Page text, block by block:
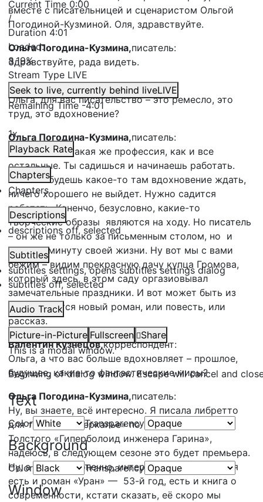
Current Time 0:00
/
Duration 4:01
Loaded:
8.19%
Stream Type LIVE
Seek to live, currently behind liveLIVE
Remaining Time-4:01
1x
Playback Rate
Chapters
Chapters
Descriptions
descriptions off, selected
Subtitles
subtitles settings, opens subtitles settings dialog
subtitles off, selected
Audio Track
Picture-in-Picture Fullscreen
Share
This is a modal window.
Beginning of dialog window. Escape will cancel and
Text
Color Transparency
Background
Color Transparency
Window
вместе с писательницей и сценаристом Ольгой
Погодиной-Кузминой. Оля, здравствуйте.
Ольга Погодина-Кузмина,писатель:
Здравствуйте, рада видеть.
Валентин Кузнецов,корреспондент:
Ольга, для вас писательство – это ремесло, это
труд, это вдохновение?
Ольга Погодина-Кузмина,писатель:
Наше дело – такая же профессия, как и все
остальные. Ты садишься и начинаешь работать.
Если ты будешь какое-то там вдохновение ждать,
ничего хорошего не выйдет. Нужно садится
работать. Коненчо, безусловно, какие-то
творческие образы являются на ходу. Но писатель
– он же не только за письменным столом, но и
каждую минуту своей жизни. Ну вот мы с вами
бежим – видим прекрасную дачу купца Громова,
который здесь, в этом саду оргазиовывал
замечательные праздники. И вот может быть из
этого родится новый роман, или повесть, или
рассказ.
Валентин Кузнецов,корреспондент:
Ольга, а что вас больше вдохновляет – прошлое,
будущее, какие-то фантастические миры?
Ольга Погодина-Кузмина,писатель:
Ну, вы знаете, всё интересно. Я писала либретто
для театра «Зазеркалье» по роману Алесея
Толстого «Гиперболоид инженера Гарина»,
надеюсь, в следующем сезоне это будет премьера.
Ну, а вообще, конечно, интересно всякое, у меня
есть и роман «Уран» — 53-й год, есть и книга о
современности, кстати сказать, её скоро мы